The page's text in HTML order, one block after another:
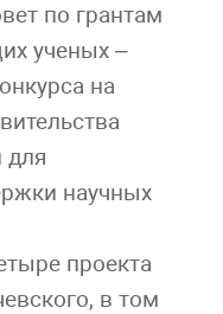
по грантам
ученых –
на
для
научных
проекта
в том